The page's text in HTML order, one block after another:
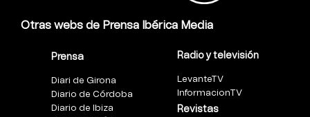
Otras webs de Prensa Ibérica Media
Prensa
Diari de Girona
Diario de Córdoba
Diario de Ibiza
Radio y televisión
LevanteTV
InformacionTV
Revistas